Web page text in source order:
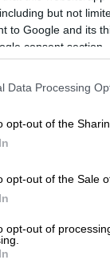
but not
to Google and its
consent section.
Data Processing
opt-out of the
opt-out of the Sale
opt-out of
το
είναι ένα
θέλουν να
για σπουδές
είναι
πολλά
η
στήριξης
να
«τρέχουν»
προσιτή